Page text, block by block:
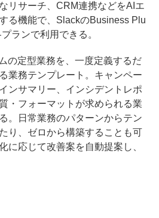
リサーチ、CRM連携などをAIエ
る機能で、SlackのBusiness Plu
ランで利用できる。
の定型業務を、一度定義するだ
業務テンプレート。キャンペー
ンサマリー、インシデントレポ
・フォーマットが求められる業
。日常業務のパターンからテン
り、ゼロから構築することも可
に応じて改善案を自動提案し、